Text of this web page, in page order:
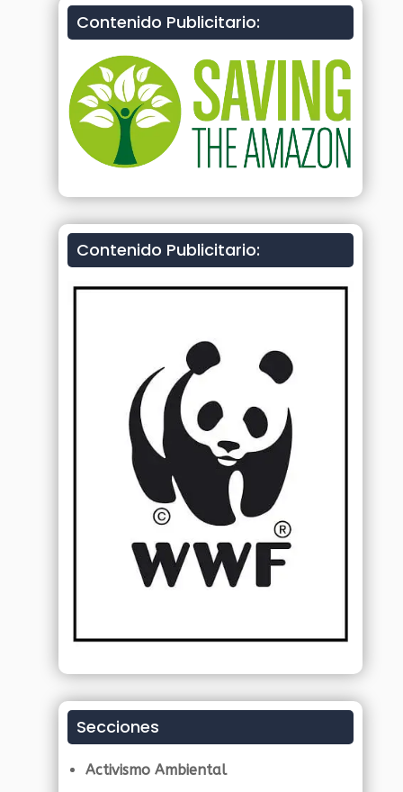
Contenido Publicitario:
Contenido Publicitario:
Secciones
Activismo Ambiental